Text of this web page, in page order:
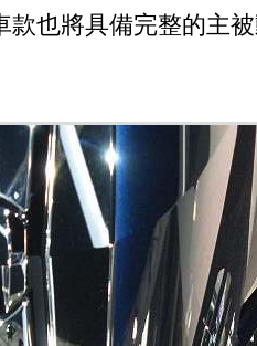
款也將具備完整的主